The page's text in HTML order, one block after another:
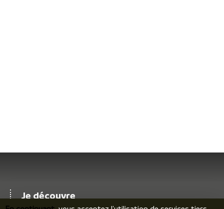
Je découvre